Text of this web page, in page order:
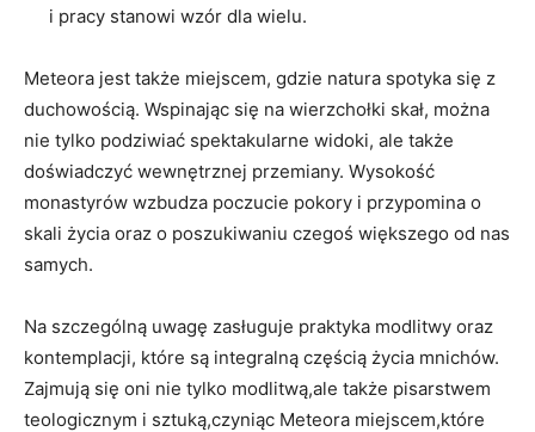
i pracy stanowi wzór dla wielu.
Meteora jest także miejscem, gdzie natura spotyka się z
duchowością. Wspinając się na wierzchołki skał, można
nie tylko podziwiać spektakularne widoki, ale także
doświadczyć wewnętrznej przemiany. Wysokość
monastyrów wzbudza poczucie pokory i przypomina o
skali życia oraz o poszukiwaniu czegoś większego od nas
samych.
Na szczególną uwagę zasługuje praktyka modlitwy oraz
kontemplacji, które są integralną częścią życia mnichów.
Zajmują się oni nie tylko modlitwą,ale także pisarstwem
teologicznym i sztuką,czyniąc Meteora miejscem,które